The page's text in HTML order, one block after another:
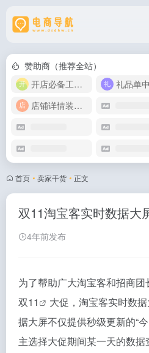
赞助商（推荐全站）
开店必备工具箱
店铺详情装修模版
首页 • 卖家干货 • 正文
双11淘宝客实时数据大
4年前发布
为了帮助广大淘宝客和招商
双11
大促， 淘宝客实时数
据大屏不仅提供秒级更新的“
主选择大促期间某一天的数